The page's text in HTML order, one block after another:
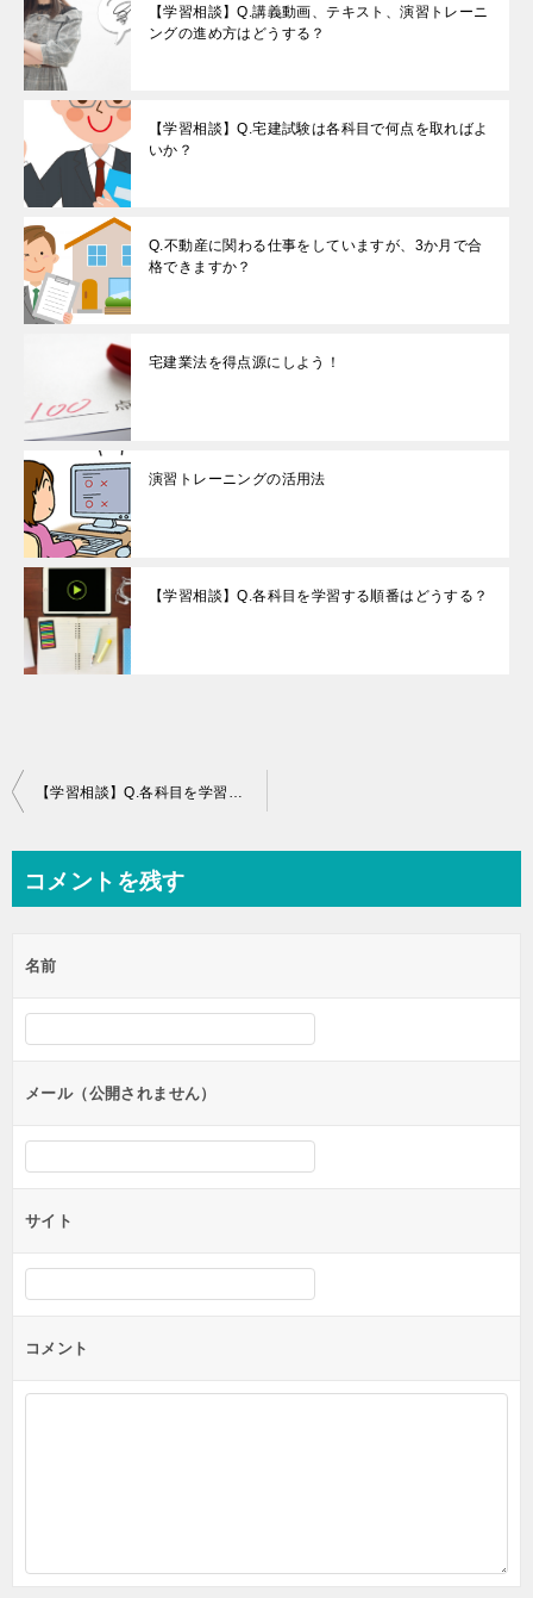
【学習相談】Q.講義動画、テキスト、演習トレーニ
ングの進め方はどうする？
【学習相談】Q.宅建試験は各科目で何点を取ればよ
いか？
Q.不動産に関わる仕事をしていますが、3か月で合
格できますか？
宅建業法を得点源にしよう！
演習トレーニングの活用法
【学習相談】Q.各科目を学習する順番はどうする？
投
ビ
ー
シ
ン
コメントを残す
名前
メール（公開されません）
サイト
コメント